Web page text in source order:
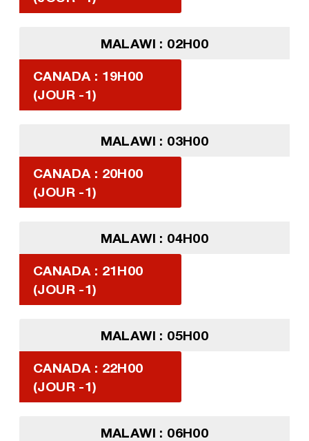
MALAWI : 02H00
CANADA : 19H00
(JOUR -1)
MALAWI : 03H00
CANADA : 20H00
(JOUR -1)
MALAWI : 04H00
CANADA : 21H00
(JOUR -1)
MALAWI : 05H00
CANADA : 22H00
(JOUR -1)
MALAWI : 06H00